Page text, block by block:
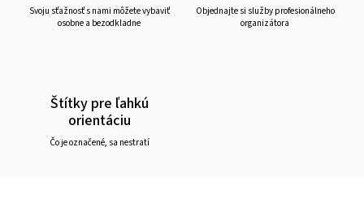
Svoju sťažnosť s nami môžete vybaviť
osobne a bezodkladne
Objednajte si služby profesionálneho
organizátora
Štítky pre ľahkú
orientáciu
Čo je označené, sa nestratí